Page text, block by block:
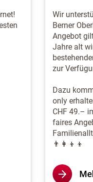
Wir
Berner
Angebot
Jahre alt
zur
Dazu
only
CHF 49.–
faires
👨‍👩‍👦‍👦